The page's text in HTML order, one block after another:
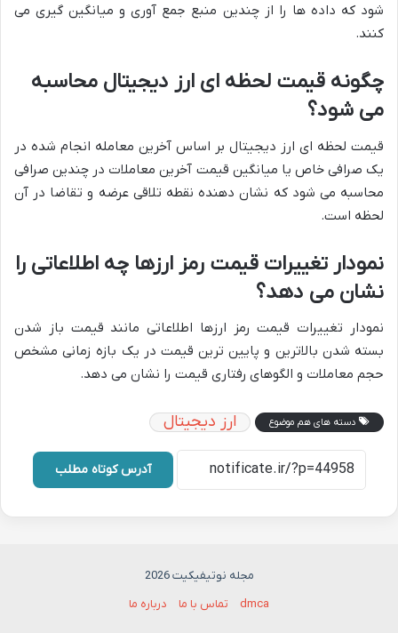
شود که داده ها را از چندین منبع جمع آوری و میانگین گیری می
کنند.
چگونه قیمت لحظه ای ارز دیجیتال محاسبه
می شود؟
قیمت لحظه ای ارز دیجیتال بر اساس آخرین معامله انجام شده در
یک صرافی خاص یا میانگین قیمت آخرین معاملات در چندین صرافی
محاسبه می شود که نشان دهنده نقطه تلاقی عرضه و تقاضا در آن
لحظه است.
نمودار تغییرات قیمت رمز ارزها چه اطلاعاتی را
نشان می دهد؟
نمودار تغییرات قیمت رمز ارزها اطلاعاتی مانند قیمت باز شدن
بسته شدن بالاترین و پایین ترین قیمت در یک بازه زمانی مشخص
حجم معاملات و الگوهای رفتاری قیمت را نشان می دهد.
دسته های هم موضوع ارز دیجیتال
آدرس کوتاه مطلب
مجله نوتیفیکیت 2026
dmca
تماس با ما درباره ما